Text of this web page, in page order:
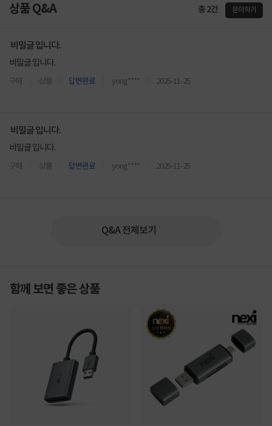
상품 Q&A 총 2건 문의하기
비밀글 입니다.
비밀글 입니다.
구매 상품 답변완료 yong**** 2025-11-25
비밀글 입니다.
비밀글 입니다.
구매 상품 답변완료 yong**** 2025-11-25
Q&A 전체보기
함께 보면 좋은 상품